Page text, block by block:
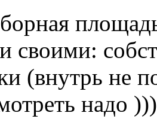
своими:
(внутрь не
надо